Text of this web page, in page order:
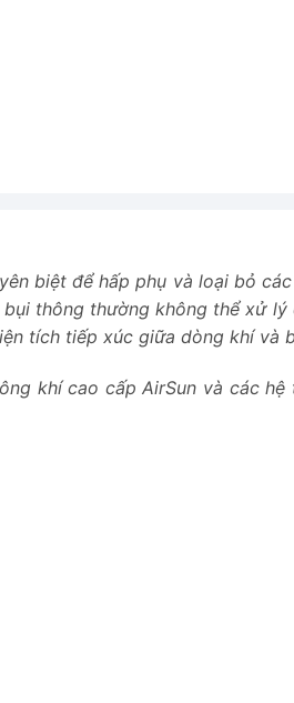
biệt để hấp phụ và loại bỏ
thông thường không thể xử
tích tiếp xúc giữa dòng khí và
khí cao cấp AirSun và các